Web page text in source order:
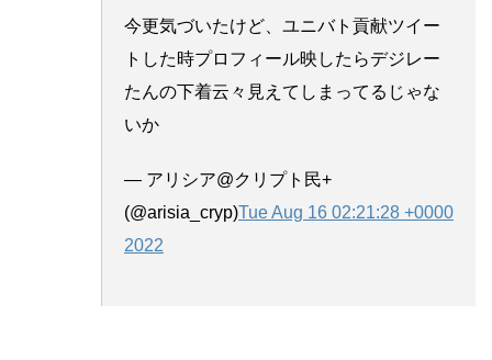
今更気づいたけど、ユニバト貢献ツイー
トした時プロフィール映したらデジレー
たんの下着云々見えてしまってるじゃな
いか
— アリシア@クリプト民+
(@arisia_cryp)Tue Aug 16 02:21:28 +0000
2022